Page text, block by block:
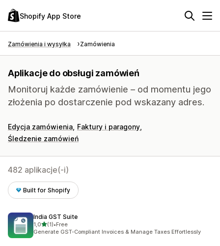
Shopify App Store
Zamówienia i wysyłka Zamówienia
Aplikacje do obsługi zamówień
Monitoruj każde zamówienie – od momentu jego
złożenia po dostarczenie pod wskazany adres.
Edycja zamówienia Faktury i paragony
Śledzenie zamówień
482 aplikacje(-i)
Built for Shopify
India GST Suite
1,0na 5 gwiazdek
(1)
Łączna liczba recenzji: 1
•Free
Generate GST-Compliant Invoices & Manage Taxes Effortlessly